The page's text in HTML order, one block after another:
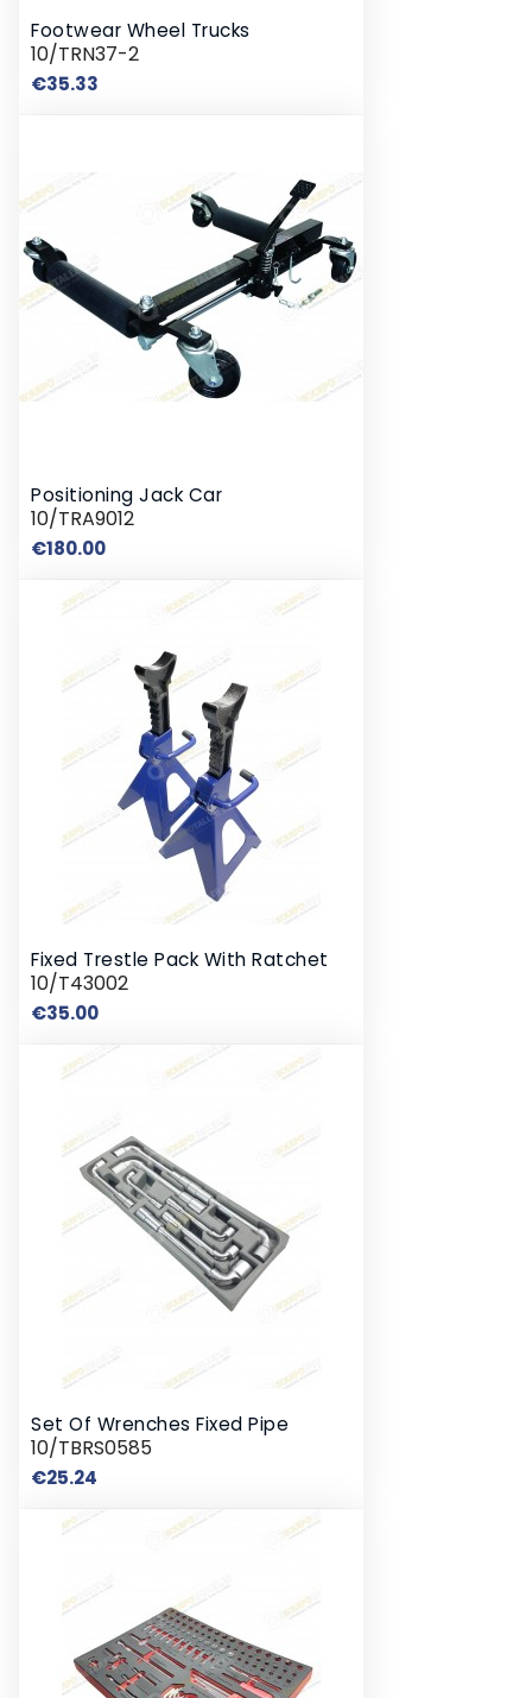
Footwear Wheel Trucks
10/TRN37-2
€35.33
Positioning Jack Car
10/TRA9012
€180.00Price
Fixed Trestle Pack With Ratchet
10/T43002
€35.00Price
Set Of Wrenches Fixed Pipe
10/TBRS0585
€25.24